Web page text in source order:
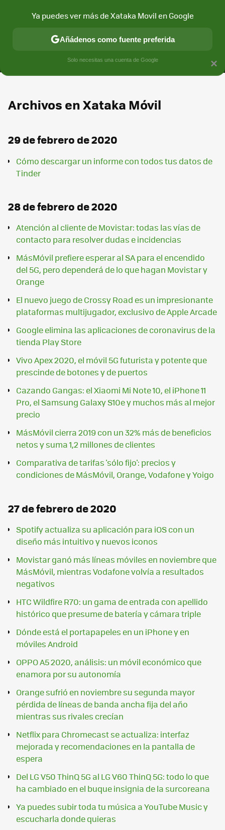
MÓVIL Y SOCIEDAD APLICACIONES
Archivos en Xataka Móvil
29 de febrero de 2020
Cómo descargar un informe con todos tus datos de
Tinder
28 de febrero de 2020
Atención al cliente de Movistar: todas las vías de
contacto para resolver dudas e incidencias
MásMóvil prefiere esperar al SA para el encendido
del 5G, pero dependerá de lo que hagan Movistar y
Orange
El nuevo juego de Crossy Road es un impresionante
plataformas multijugador, exclusivo de Apple Arcade
Google elimina las aplicaciones de coronavirus de la
tienda Play Store
Vivo Apex 2020, el móvil 5G futurista y potente que
prescinde de botones y de puertos
Cazando Gangas: el Xiaomi Mi Note 10, el iPhone 11
Pro, el Samsung Galaxy S10e y muchos más al mejor
precio
MásMóvil cierra 2019 con un 32% más de beneficios
netos y suma 1,2 millones de clientes
Comparativa de tarifas 'sólo fijo': precios y
condiciones de MásMóvil, Orange, Vodafone y Yoigo
27 de febrero de 2020
Spotify actualiza su aplicación para iOS con un
diseño más intuitivo y nuevos iconos
Movistar ganó más líneas móviles en noviembre que
MásMóvil, mientras Vodafone volvía a resultados
negativos
HTC Wildfire R70: un gama de entrada con apellido
histórico que presume de batería y cámara triple
Dónde está el portapapeles en un iPhone y en
móviles Android
OPPO A5 2020, análisis: un móvil económico que
enamora por su autonomía
Orange sufrió en noviembre su segunda mayor
pérdida de líneas de banda ancha fija del año
mientras sus rivales crecían
Netflix para Chromecast se actualiza: interfaz
mejorada y recomendaciones en la pantalla de
espera
Del LG V50 ThinQ 5G al LG V60 ThinQ 5G: todo lo que
ha cambiado en el buque insignia de la surcoreana
Ya puedes subir toda tu música a YouTube Music y
escucharla donde quieras
×
Ya puedes ver más de Xataka Movil en Google
Añádenos como fuente preferida
Solo necesitas una cuenta de Google